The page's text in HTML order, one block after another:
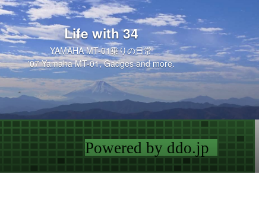
Life with 34
YAMAHA MT-01乗りの日常
'07 Yamaha MT-01, Gadges and more.